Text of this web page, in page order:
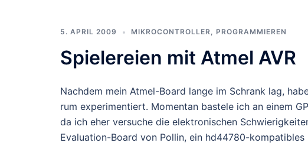
5. APRIL 2009 MIKROCONTROLLER, PROGRAMMIEREN
Spielereien mit Atmel AVR
Nachdem mein Atmel-Board lange im Schrank lag,
rum experimentiert. Momentan bastele ich an einem
da ich eher versuche die elektronischen
Evaluation-Board von Pollin, ein hd44780-